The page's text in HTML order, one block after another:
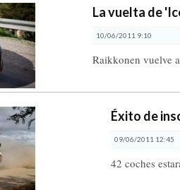
La vuelta de
10/06/2011 9:10
Raikkonen vuelve
Éxito de
09/06/2011 12:45
42 coches